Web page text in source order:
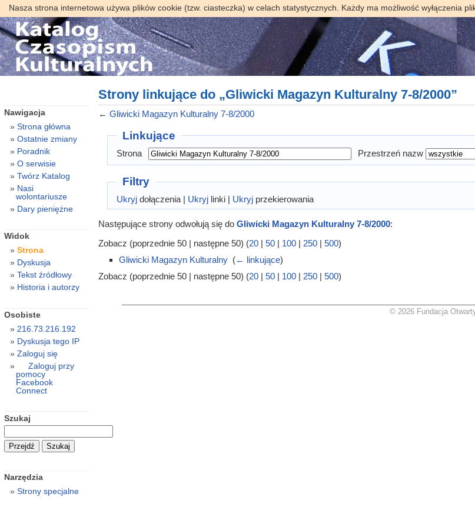
Nasza strona internetowa używa plików cookie (tzw. ciasteczka) w celach statystycznych. Każdy ma możliwość wyłączenia
Strony linkujące do „Gliwicki Magazyn Kulturalny 7-8/2000”
← Gliwicki Magazyn Kulturalny 7-8/2000
Linkujące
Strona Przestrzeń nazw
Filtry
Ukryj dołączenia | Ukryj linki | Ukryj przekierowania
Następujące strony odwołują się do Gliwicki Magazyn Kulturalny 7-8/2000:
Zobacz (poprzednie 50 | następne 50) (20| 50| 100| 250| 500)
Gliwicki Magazyn Kulturalny‎ (← linkujące)
Zobacz (poprzednie 50 | następne 50) (20| 50| 100| 250| 500)
Nawigacja
Strona główna
Ostatnie zmiany
Poradnik
O serwisie
Twórz Katalog
Nasi
wolontariusze
Dary pieniężne
Widok
Strona
Dyskusja
Tekst źródłowy
Historia i autorzy
Osobiste
216.73.216.192
Dyskusja tego IP
Zaloguj się
Zaloguj przy
pomocy
Facebook
Connect
Szukaj
Narzędzia
Strony specjalne
© 2026 Fundacja